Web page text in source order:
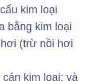
kim loại
bằng kim loại
(trừ nồi hơi
kim loại; và